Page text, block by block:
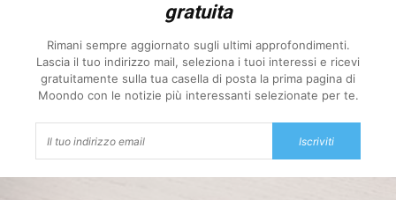
gratuita
Rimani sempre aggiornato sugli ultimi approfondimenti.
Lascia il tuo indirizzo mail, seleziona i tuoi interessi e ricevi
gratuitamente sulla tua casella di posta la prima pagina di
Moondo con le notizie più interessanti selezionate per te.
Iscriviti